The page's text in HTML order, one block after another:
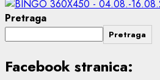
Pretraga
Pretraga
Facebook stranica: